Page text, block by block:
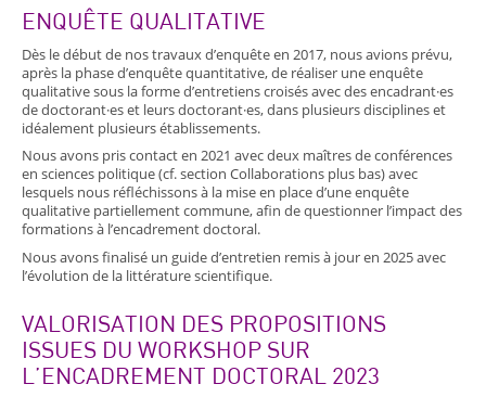
ENQUÊTE QUALITATIVE
Dès le début de nos travaux d’enquête en 2017, nous avions prévu,
après la phase d’enquête quantitative, de réaliser une enquête
qualitative sous la forme d’entretiens croisés avec des encadrant·es
de doctorant·es et leurs doctorant·es, dans plusieurs disciplines et
idéalement plusieurs établissements.
Nous avons pris contact en 2021 avec deux maîtres de conférences
en sciences politique (cf. section Collaborations plus bas) avec
lesquels nous réfléchissons à la mise en place d’une enquête
qualitative partiellement commune, afin de questionner l’impact des
formations à l’encadrement doctoral.
Nous avons finalisé un guide d’entretien remis à jour en 2025 avec
l’évolution de la littérature scientifique.
VALORISATION DES PROPOSITIONS
ISSUES DU WORKSHOP SUR
L’ENCADREMENT DOCTORAL 2023